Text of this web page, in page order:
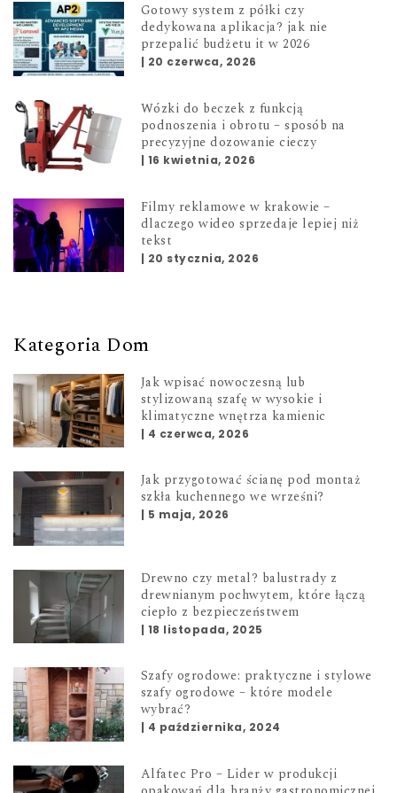
Gotowy system z półki czy
dedykowana aplikacja? jak nie
przepalić budżetu it w 2026
| 20 czerwca, 2026
Wózki do beczek z funkcją
podnoszenia i obrotu – sposób na
precyzyjne dozowanie cieczy
| 16 kwietnia, 2026
Filmy reklamowe w krakowie –
dlaczego wideo sprzedaje lepiej niż
tekst
| 20 stycznia, 2026
Kategoria Dom
Jak wpisać nowoczesną lub
stylizowaną szafę w wysokie i
klimatyczne wnętrza kamienic
| 4 czerwca, 2026
Jak przygotować ścianę pod montaż
szkła kuchennego we wrześni?
| 5 maja, 2026
Drewno czy metal? balustrady z
drewnianym pochwytem, które łączą
ciepło z bezpieczeństwem
| 18 listopada, 2025
Szafy ogrodowe: praktyczne i stylowe
szafy ogrodowe – które modele
wybrać?
4 października, 2024
Alfatec Pro – Lider w produkcji